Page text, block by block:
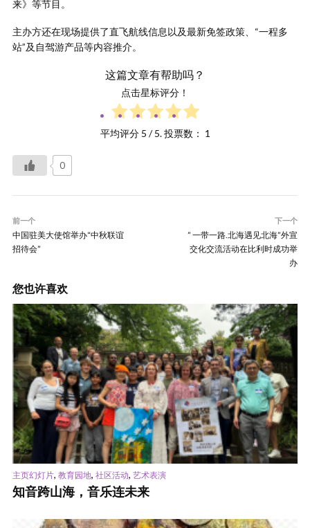
来》等节目。
主办方还在现场提供了直飞航线信息以及最新免签政策、“一程多
站”及自驾游产品等内容推介。
这篇文章有帮助吗？
点击星标评分！
平均评分 5 / 5. 投票数： 1
0
前一个
中国驻美大使馆举办“中秋联谊
招待会”
下一个
” 一带一路.北海遇见北海”外宣
交化交流活动在比利时成功举
办
您也许喜欢
主页幻灯片, 教育园地, 社区活动, 艺术表演
知音跨山海，音乐连未来